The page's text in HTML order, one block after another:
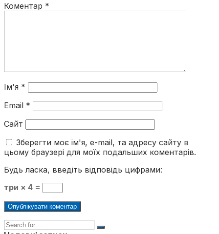
Коментар *
Ім'я *
Email *
Сайт
Зберегти моє ім'я, e-mail, та адресу сайту в
цьому браузері для моїх подальших коментарів.
Будь ласка, введіть відповідь цифрами:
три × 4 =